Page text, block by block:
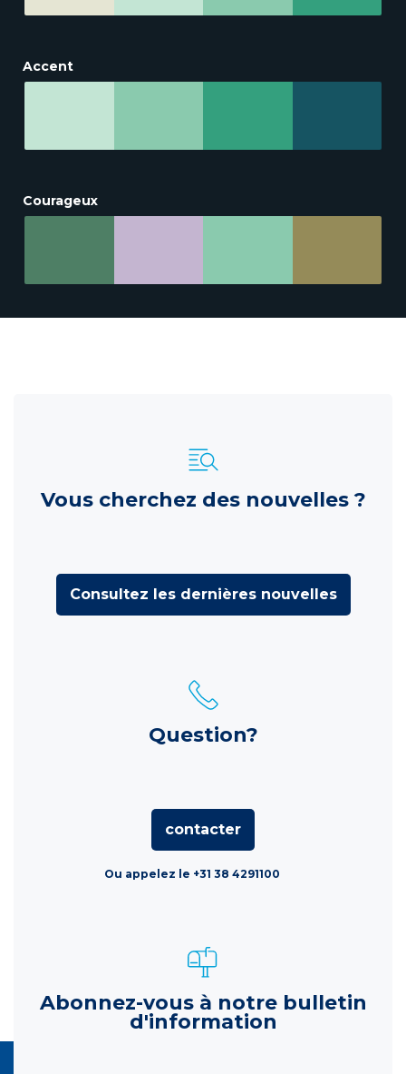
Accent
Courageux
Vous cherchez des nouvelles ?
Consultez les dernières nouvelles
Question?
contacter
Ou appelez le +31 38 4291100
Abonnez-vous à notre bulletin
d'information